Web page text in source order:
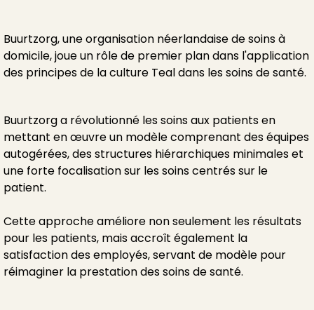
Buurtzorg, une organisation néerlandaise de soins à
domicile, joue un rôle de premier plan dans l'application
des principes de la culture Teal dans les soins de santé.
Buurtzorg a révolutionné les soins aux patients en
mettant en œuvre un modèle comprenant des équipes
autogérées, des structures hiérarchiques minimales et
une forte focalisation sur les soins centrés sur le
patient.
Cette approche améliore non seulement les résultats
pour les patients, mais accroît également la
satisfaction des employés, servant de modèle pour
réimaginer la prestation des soins de santé.